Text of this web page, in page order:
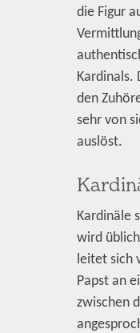
die Figur
Kardinals.
den
sehr von
auslöst.
Kardinäle
wird
leitet sich
Papst an
zwischen